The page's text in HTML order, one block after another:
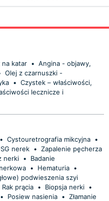
na katar • Angina - objawy,
Olej z czarnuszki -
• Czystek – właściwości,
lecznicze i
• Cystouretrografia mikcyjna •
nerek • Zapalenie pęcherza
nerki •
Badanie
• Hematuria •
podwieszenia szyi
Rak prącia • Biopsja nerki •
• Posiew nasienia • Złamanie